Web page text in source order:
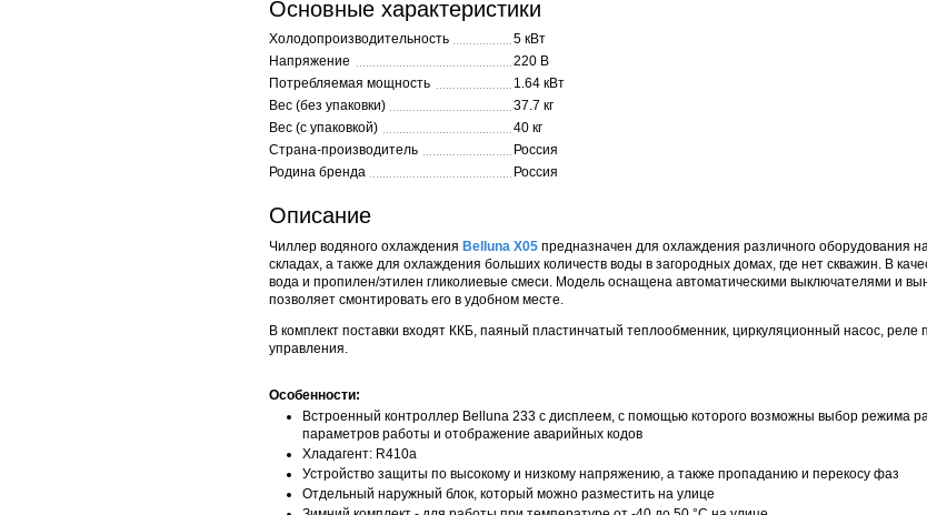
Основные характеристики
Холодопроизводительность
5 кВт
Напряжение
220 В
Потребляемая мощность
1.64 кВт
Вес (без упаковки)
37.7 кг
Вес (с упаковкой)
40 кг
Страна-производитель
Россия
Родина бренда
Россия
Описание
Чиллер водяного охлаждения Belluna X05 предназначен для охлаждения различного оборудования
складах, а также для охлаждения больших количеств воды в загородных домах, где нет скважин. В
вода и пропилен/этилен гликолиевые смеси. Модель оснащена автоматическими выключателями и
позволяет смонтировать его в удобном месте.
В комплект поставки входят ККБ, паяный пластинчатый теплообменник, циркуляционный насос,
управления.
Особенности:
Встроенный контроллер Belluna 233 c дисплеем, с помощью которого возможны выбор режима
параметров работы и отображение аварийных кодов
Хладагент: R410а
Устройство защиты по высокому и низкому напряжению, а также пропаданию и перекосу фаз
Отдельный наружный блок, который можно разместить на улице